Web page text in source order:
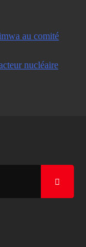
au comité
nucléaire